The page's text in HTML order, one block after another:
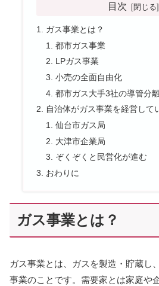
目次
ガス事業とは？
都市ガス事業
LPガス事業
小売の全面自由化
都市ガス大手3社の導管分
自治体がガス事業を経営して
仙台市ガス局
大津市企業局
ぞくぞくと民営化が進む
おわりに
ガス事業とは？
ガス事業とは、ガスを製造・貯蔵し
事業のことです。需要家とは家庭や